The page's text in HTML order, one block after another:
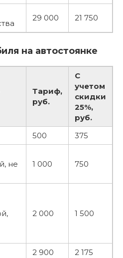
29 000 21 750
на автостоянке
Тариф,
руб.
С
учетом
скидки
25%,
руб.
500
375
не
1 000 750
2 000 1 500
2 900 2 175